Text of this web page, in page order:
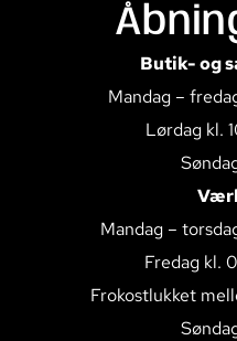
Butik- og
Mandag –
Lørdag kl.
Mandag –
Fredag kl.
Frokostlukket